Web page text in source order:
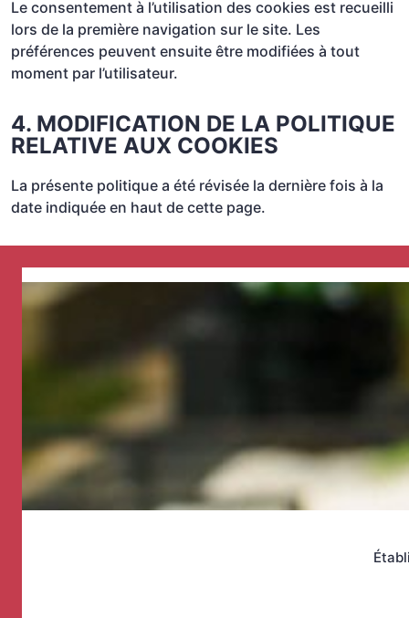
Le consentement à l’utilisation des cookies est recueilli
lors de la première navigation sur le site. Les
préférences peuvent ensuite être modifiées à tout
moment par l’utilisateur.
4. MODIFICATION DE LA POLITIQUE
RELATIVE AUX COOKIES
La présente politique a été révisée la dernière fois à la
date indiquée en haut de cette page.